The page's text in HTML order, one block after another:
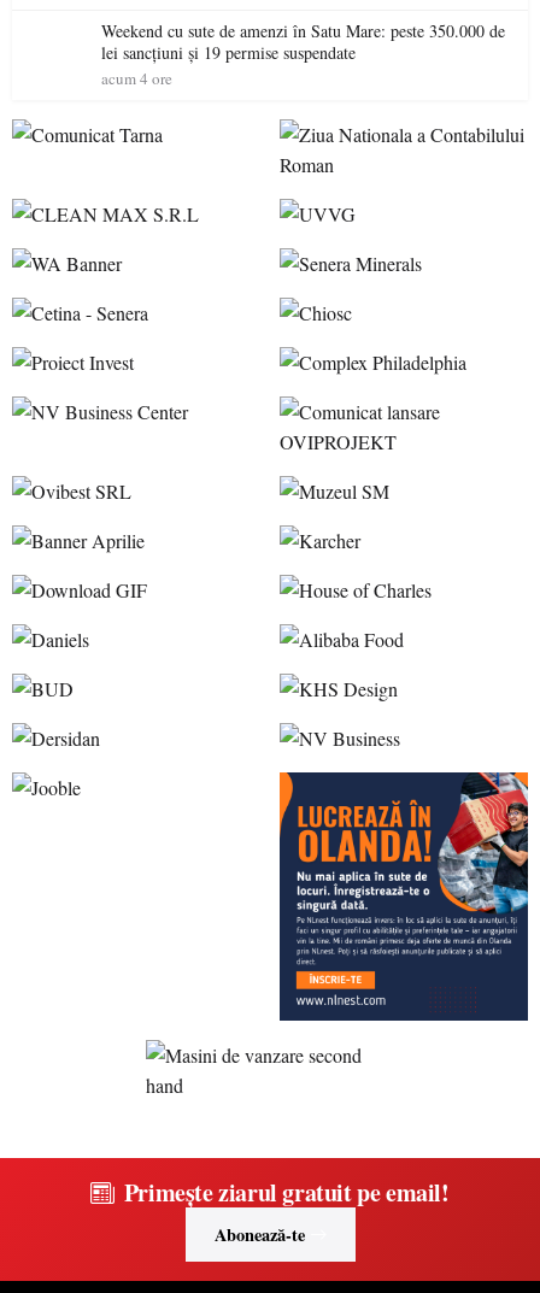
Weekend cu sute de amenzi în Satu Mare: peste 350.000 de
lei sancțiuni și 19 permise suspendate
acum 4 ore
Primește ziarul gratuit pe email!
Abonează-te